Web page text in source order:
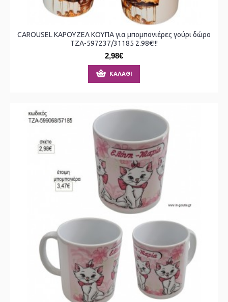
CAROUSEL ΚΑΡΟΥΖΕΛ ΚΟΥΠΑ για μπομπονιέρες γούρι δώρο
ΤΖΑ-597237/31185 2.98€!!!
2,98€
ΚΑΛΆΘΙ